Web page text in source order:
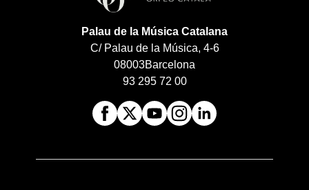
Palau de la Música Catalana
C/ Palau de la Música, 4-6
08003Barcelona
93 295 72 00